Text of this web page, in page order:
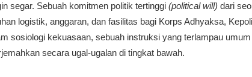
segar. Sebuah komitmen politik tertinggi (political will) dari
logistik, anggaran, dan fasilitas bagi Korps Adhyaksa,
sosiologi kekuasaan, sebuah instruksi yang terlampau
secara ugal-ugalan di tingkat bawah.